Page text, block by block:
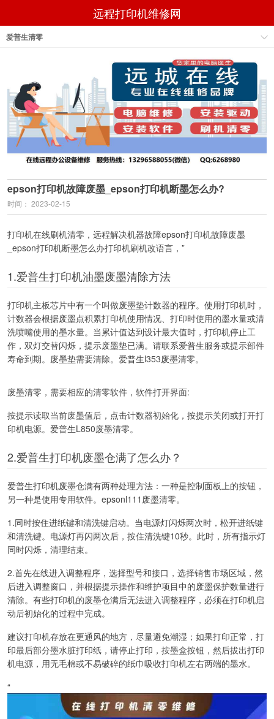
远程打印机维修网
爱普生清零
epson打印机故障废墨_epson打印机断墨怎么办?
时间： 2023-02-15
打印机在线刷机清零，远程解决机器故障epson打印机故障废墨
_epson打印机断墨怎么办打印机刷机改语言，”
1.爱普生打印机油墨废墨清除方法
打印机主板芯片中有一个叫做废墨垫计数器的程序。使用打印机时，
计数器会根据废墨点积累打印机使用情况、打印时使用的墨水量或清
洗喷嘴使用的墨水量。当累计值达到设计最大值时，打印机停止工
作，双灯交替闪烁，提示废墨垫已满。请联系爱普生服务或提示部件
寿命到期。废墨垫需要清除。爱普生l353废墨清零。
废墨清零，需要相应的清零软件，软件打开界面:
按提示读取当前废墨值后，点击计数器初始化，按提示关闭或打开打
印机电源。爱普生L850废墨清零。
2.爱普生打印机废墨仓满了怎么办？
爱普生打印机废墨仓满有两种处理方法：一种是控制面板上的按钮，
另一种是使用专用软件。epsonl111废墨清零。
1.同时按住进纸键和清洗键启动。当电源灯闪烁两次时，松开进纸键
和清洗键。电源灯再闪两次后，按住清洗键10秒。此时，所有指示灯
同时闪烁，清理结束。
2.首先在线进入调整程序，选择型号和接口，选择销售市场区域，然
后进入调整窗口，并根据提示操作和维护项目中的废墨保护数量进行
清除。有些打印机的废墨仓满后无法进入调整程序，必须在打印机启
动后初始化的过程中完成。
建议打印机存放在更通风的地方，尽量避免潮湿；如果打印正常，打
印最后部分墨水脏打印纸，请停止打印，按墨盒按钮，然后拔出打印
机电源，用无毛棉或不易破碎的纸巾吸收打印机左右两端的墨水。
“